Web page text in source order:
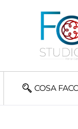
COSA